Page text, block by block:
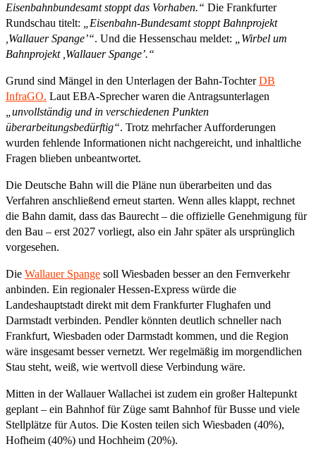
Eisenbahnbundesamt stoppt das Vorhaben.“ Die Frankfurter
Rundschau titelt:
„Eisenbahn-Bundesamt stoppt Bahnprojekt
,Wallauer Spange’“. Und die Hessenschau meldet:
„Wirbel um
Bahnprojekt ,Wallauer Spange’.“
Grund sind Mängel in den Unterlagen der Bahn-TochterDB
InfraGO. Laut EBA-Sprecher waren die Antragsunterlagen
„unvollständig und in verschiedenen Punkten
überarbeitungsbedürftig“. Trotz mehrfacher Aufforderungen
wurden fehlende Informationen nicht nachgereicht, und inhaltliche
Fragen blieben unbeantwortet.
Die Deutsche Bahn will die Pläne nun überarbeiten und das
Verfahren anschließend erneut starten. Wenn alles klappt, rechnet
die Bahn damit, dass das Baurecht – die offizielle Genehmigung für
den Bau – erst 2027 vorliegt, also ein Jahr später als ursprünglich
vorgesehen.
Die Wallauer Spange soll Wiesbaden besser an den Fernverkehr
anbinden. Ein regionaler Hessen-Express würde die
Landeshauptstadt direkt mit dem Frankfurter Flughafen und
Darmstadt verbinden. Pendler könnten deutlich schneller nach
Frankfurt, Wiesbaden oder Darmstadt kommen, und die Region
wäre insgesamt besser vernetzt. Wer regelmäßig im morgendlichen
Stau steht, weiß, wie wertvoll diese Verbindung wäre.
Mitten in der Wallauer Wallachei ist zudem ein großer Haltepunkt
geplant – ein Bahnhof für Züge samt Bahnhof für Busse und viele
Stellplätze für Autos. Die Kosten teilen sich Wiesbaden (40%),
Hofheim (40%) und Hochheim (20%).